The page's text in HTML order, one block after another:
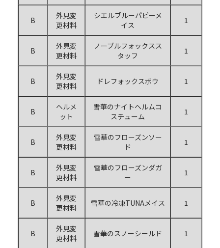
B
外見変
更材料
シエルブルーパピーメ
イス
1
B
外見変
更材料
ノーブルフォックスス
タッフ
1
B
外見変
更材料
ドレフォックスボウ 1
B
ヘルメ
ット
雪華のナイトヘルムコ
スチューム
1
B
外見変
更材料
雪華のフローズンソー
ド
1
B
外見変
更材料
雪華のフローズンダガ
ー
1
B
外見変
更材料
雪華の冷凍TUNAメイス 1
B
外見変
更材料
雪華のスノーシールド 1